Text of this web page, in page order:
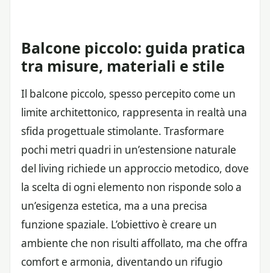
Balcone piccolo: guida pratica
tra misure, materiali e stile
Il balcone piccolo, spesso percepito come un
limite architettonico, rappresenta in realtà una
sfida progettuale stimolante. Trasformare
pochi metri quadri in un’estensione naturale
del living richiede un approccio metodico, dove
la scelta di ogni elemento non risponde solo a
un’esigenza estetica, ma a una precisa
funzione spaziale. L’obiettivo è creare un
ambiente che non risulti affollato, ma che offra
comfort e armonia, diventando un rifugio